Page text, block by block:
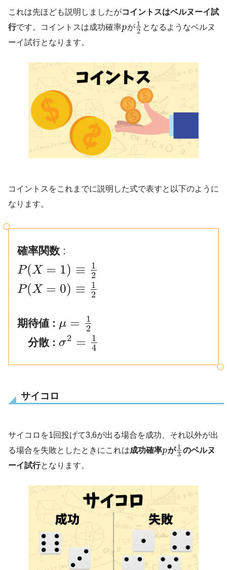
これは先ほども説明しましたがコイントスはベルヌーイ試
行です。コイントスは成功確率pが 1
2
となるようなベルヌ
ーイ試行となります。
コイントスをこれまでに説明した式で表すと以下のように
なります。
確率関数 :
P(X = 1) ≡
1
2
P(X = 0) ≡
1
2
期待値 : μ =
1
2
分散 : σ2 =
1
4
サイコロ
サイコロを1回投げて3,6が出る場合を成功、それ以外が出
る場合を失敗としたときにこれは成功確率pが 1
3
のベルヌ
ーイ試行となります。